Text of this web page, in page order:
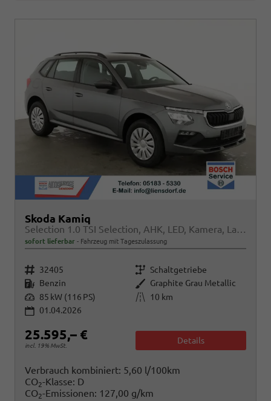
Skoda Kamiq
Selection 1.0 TSI Selection, AHK, LED, Kamera, Ladeboden, Winter
sofort lieferbar Fahrzeug mit Tageszulassung
Fahrzeugnr. 32405 Getriebe Schaltgetriebe
Kraftstoff Benzin Außenfarbe Graphite Grau Metallic
Leistung 85 kW (116 PS) Kilometerstand
10 km
01.04.2026
25.595,– €
incl. 19% MwSt.
Details
Verbrauch kombiniert: 5,60 l/100km
CO2-Klasse: D
CO2-Emissionen: 127,00 g/km